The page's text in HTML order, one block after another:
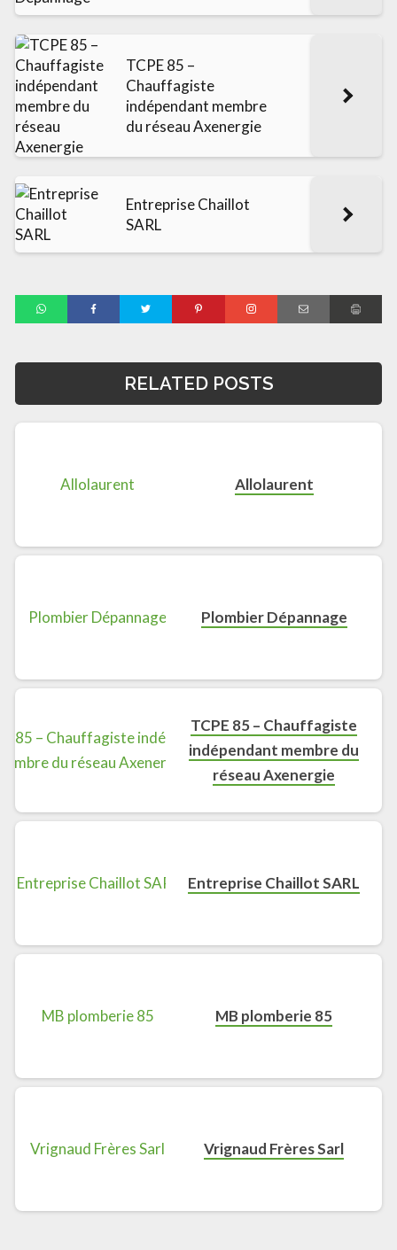
TCPE 85 –
Chauffagiste
indépendant membre
du réseau Axenergie
Entreprise Chaillot
SARL
RELATED POSTS
Allolaurent
Plombier Dépannage
TCPE 85 – Chauffagiste
indépendant membre du
réseau Axenergie
Entreprise Chaillot SARL
MB plomberie 85
Vrignaud Frères Sarl